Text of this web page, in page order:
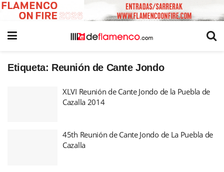
Etiqueta: Reunión de Cante Jondo
XLVI Reunión de Cante Jondo de la Puebla de
Cazalla 2014
45th Reunión de Cante Jondo de La Puebla de
Cazalla